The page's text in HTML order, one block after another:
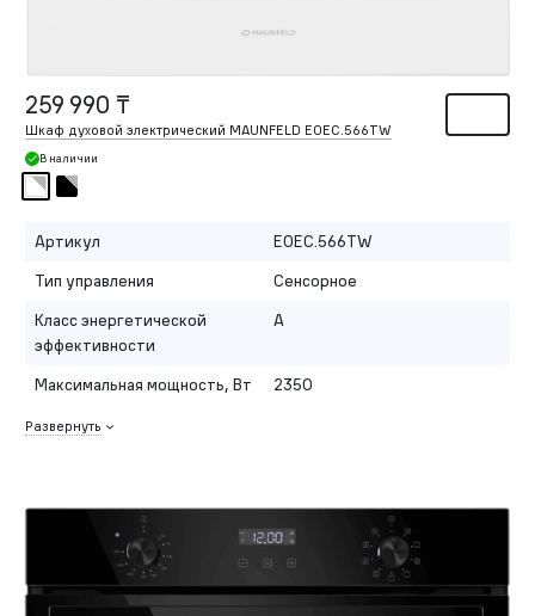
259 990 ₸
Шкаф духовой электрический MAUNFELD EOEC.566TW
В наличии
Артикул
EOEC.566TW
Тип управления
Сенсорное
Класс энергетической
эффективности
A
Максимальная мощность, Вт 2350
Развернуть